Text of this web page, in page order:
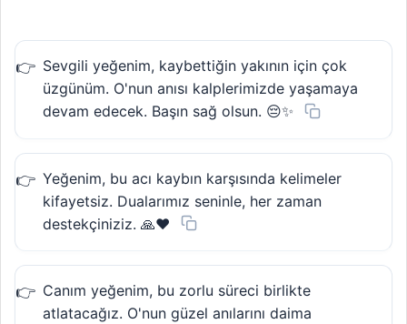
Sevgili yeğenim, kaybettiğin yakının için çok
üzgünüm. O'nun anısı kalplerimizde yaşamaya
devam edecek. Başın sağ olsun. 😔✨
Yeğenim, bu acı kaybın karşısında kelimeler
kifayetsiz. Dualarımız seninle, her zaman
destekçiniziz. 🙏❤️
Canım yeğenim, bu zorlu süreci birlikte
atlatacağız. O'nun güzel anılarını daima